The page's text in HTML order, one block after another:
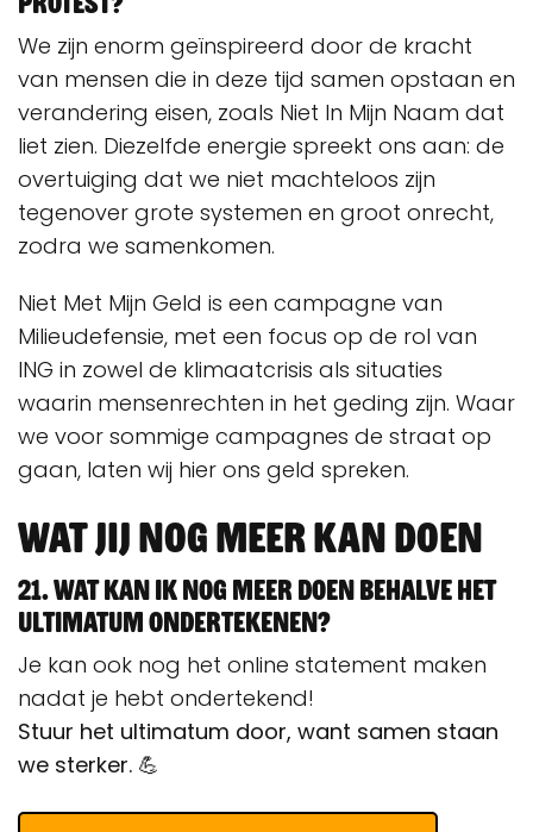
We zijn enorm geïnspireerd door de kracht
van mensen die in deze tijd samen opstaan en
verandering eisen, zoals Niet In Mijn Naam dat
liet zien. Diezelfde energie spreekt ons aan: de
overtuiging dat we niet machteloos zijn
tegenover grote systemen en groot onrecht,
zodra we samenkomen.
Niet Met Mijn Geld is een campagne van
Milieudefensie, met een focus op de rol van
ING in zowel de klimaatcrisis als situaties
waarin mensenrechten in het geding zijn. Waar
we voor sommige campagnes de straat op
gaan, laten wij hier ons geld spreken.
Wat jij nog meer kan doen
21. Wat kan ik nog meer doen behalve het
ultimatum ondertekenen?
Je kan ook nog het online statement maken
nadat je hebt ondertekend!
Stuur het ultimatum door, want samen staan
we sterker. 💪